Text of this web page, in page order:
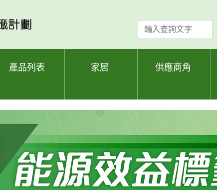
輸
入
查
產品列表 家居 供應商角